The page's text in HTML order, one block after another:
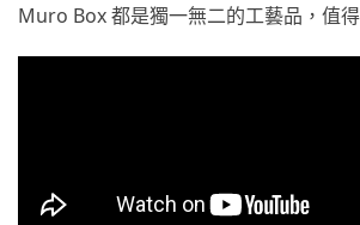
Muro Box 都是獨一無二的工藝品，值